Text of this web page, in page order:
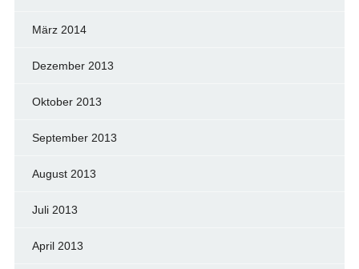
März 2014
Dezember 2013
Oktober 2013
September 2013
August 2013
Juli 2013
April 2013